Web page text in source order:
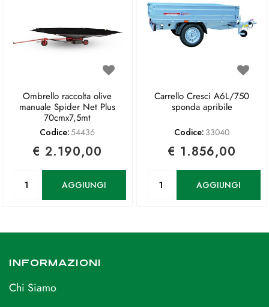
Ombrello raccolta olive
manuale Spider Net Plus
70cmx7,5mt
Codice:54436
€ 2.190,00
AGGIUNGI
Carrello Cresci A6L/750
sponda apribile
Codice: 33040
€ 1.856,00
AGGIUNGI
INFORMAZIONI
Chi Siamo